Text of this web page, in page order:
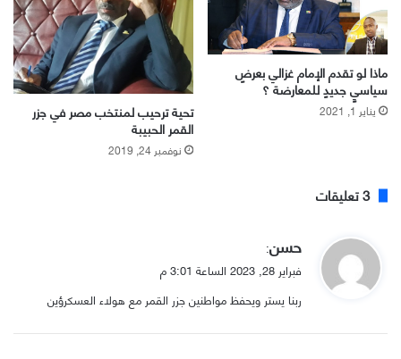
ماذا لو تقدم الإمام غزالي بعرضٍ
سياسيٍ جديدٍ للمعارضة ؟
يناير 1, 2021 تحية ترحيب لمنتخب مصر في جزر
القمر الحبيبة
نوفمبر 24, 2019
‫3 تعليقات
ي
و
ل
حسن:
فبراير 28, 2023 الساعة 3:01 م
ربنا يستر ويحفظ مواطنين جزر القمر مع هولاء العسكرؤين